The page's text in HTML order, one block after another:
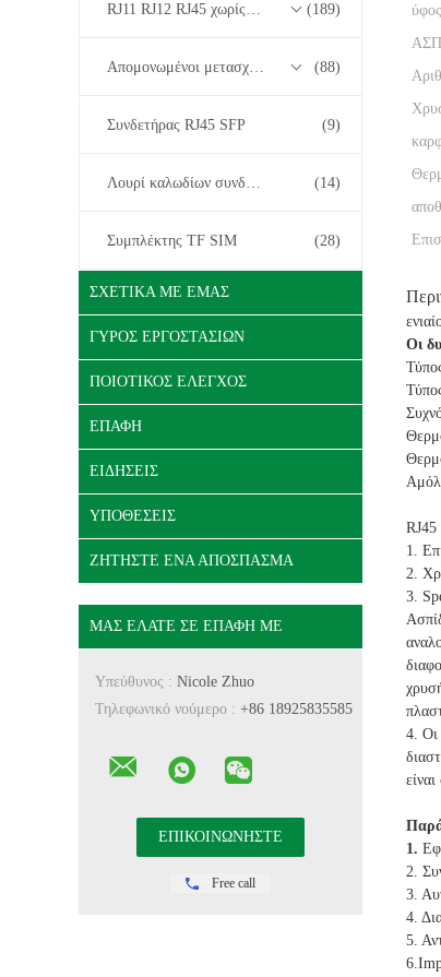
RJ11 RJ12 RJ45 χωρίς σειρά μετασχηματιστών (189)
Απομονωμένοι μετασχηματιστές (88)
Συνδετήρας RJ45 SFP (9)
Λουρί καλωδίων συνδετήρων (14)
Συμπλέκτης TF SIM (28)
ΣΧΕΤΙΚΆ ΜΕ ΕΜΆΣ
ΓΎΡΟΣ ΕΡΓΟΣΤΑΣΊΩΝ
ΠΟΙΟΤΙΚΌΣ ΈΛΕΓΧΟΣ
ΕΠΑΦΉ
ΕΙΔΉΣΕΙΣ
ΥΠΟΘΈΣΕΙΣ
ΖΗΤΉΣΤΕ ΈΝΑ ΑΠΌΣΠΑΣΜΑ
ΜΑΣ ΕΛΆΤΕ ΣΕ ΕΠΑΦΉ ΜΕ
Υπεύθυνος : Nicole Zhuo
Τηλεφωνικό νούμερο : +86 18925835585
Free call
Οι
RJ45
1.
2.
3.
4. Οι
1.
2.
3.
4.
5.